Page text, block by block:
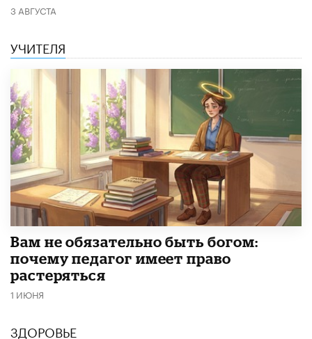
3 АВГУСТА
УЧИТЕЛЯ
​Вам не обязательно быть богом:
почему педагог имеет право
растеряться
1 ИЮНЯ
ЗДОРОВЬЕ